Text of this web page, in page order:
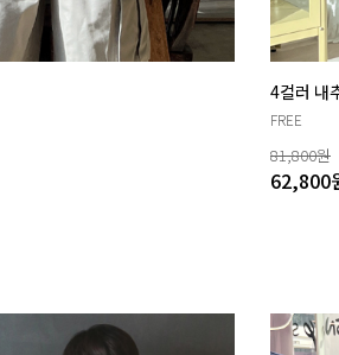
4컬러 내
FREE
81,800원
62,800